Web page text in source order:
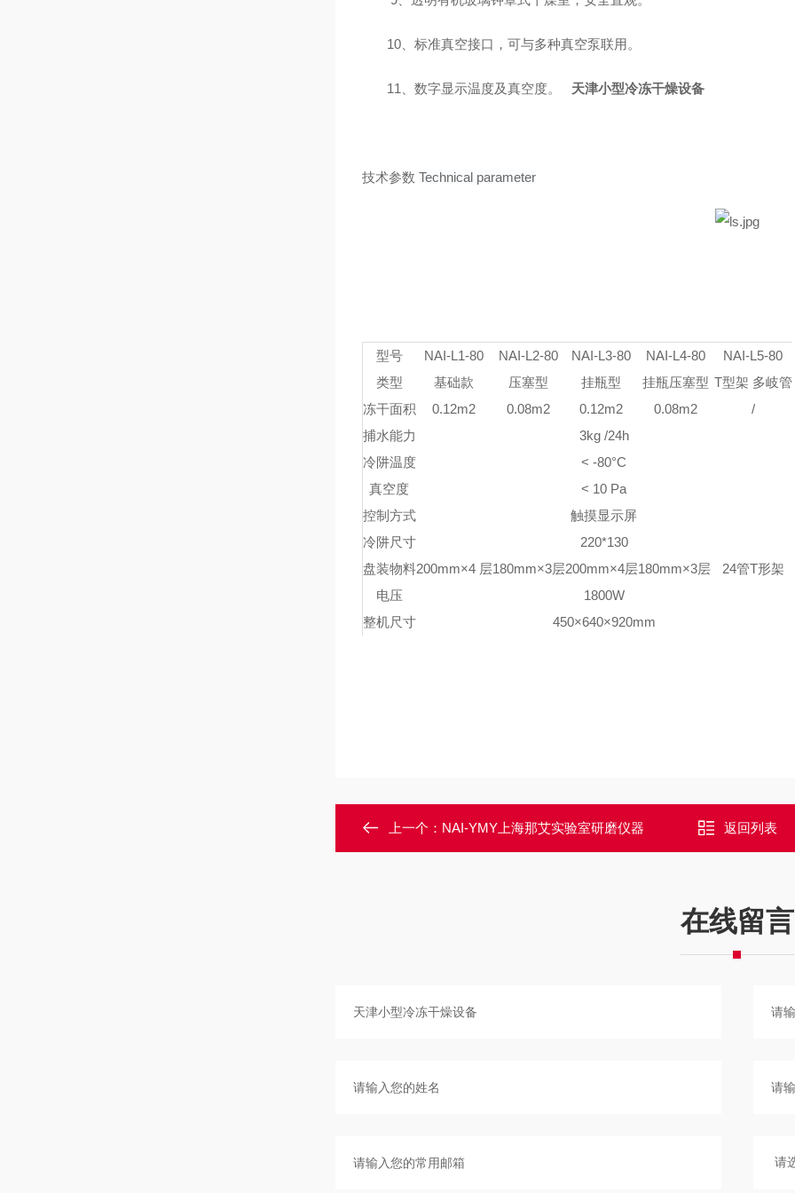
10、标准真空接口，可与多种真空泵联用。
11、数字显示温度及真空度。 天津小型冷冻干燥设备
技术参数 Technical parameter
型号 NAI-L1-80 NAI-L2-80 NAI-L3-80 NAI-L4-80
NAI-L5-80
类型
基础款 压塞型 挂瓶型 挂瓶压塞型 T型架 多岐管
冻干面积
0.12m2 0.08m2 0.12m2 0.08m2
/
捕水能力
3kg /24h
冷阱温度
< -80°C
真空度
< 10 Pa
控制方式
触摸显示屏
冷阱尺寸
220*130
盘装物料200mm×4 层180mm×3层200mm×4层180mm×3层
24管T形架
电压
1800W
整机尺寸
450×640×920mm
上一个： NAI-YMY上海那艾实验室研磨仪器 返回列表
在线留言